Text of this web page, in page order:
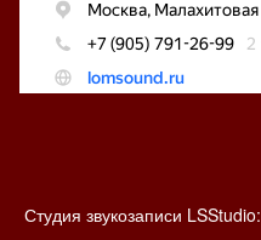
Студия звукозаписи LSStudio: